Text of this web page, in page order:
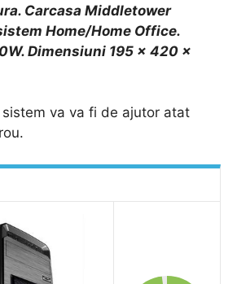
Carcasa Middletower
Home/Home Office.
Dimensiuni 195 x 420 x
va va fi de ajutor atat